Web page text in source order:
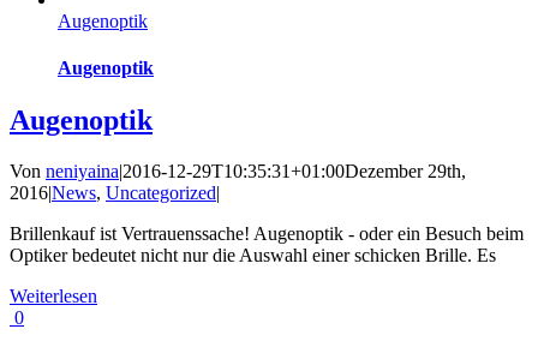
Augenoptik
Augenoptik
Augenoptik
Von neniyaina|2016-12-29T10:35:31+01:00Dezember 29th,
2016|News, Uncategorized|
Brillenkauf ist Vertrauenssache! Augenoptik - oder ein Besuch beim
Optiker bedeutet nicht nur die Auswahl einer schicken Brille. Es
Weiterlesen
0